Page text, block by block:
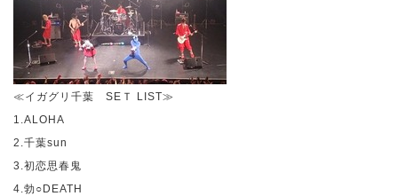
≪イガグリ千葉 SE Ｔ LIST≫
1.ALOHA
2. 千葉sun
3. 初恋思春鬼
4. 勃○DEATH